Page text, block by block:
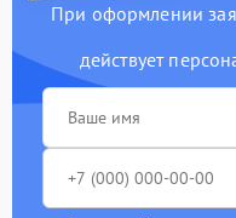
При оформлении
действует